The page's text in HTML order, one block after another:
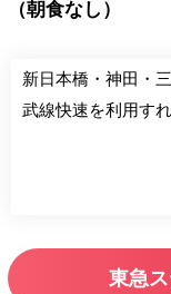
（朝食なし）
新日本橋・神田・
武線快速を利用す
東急